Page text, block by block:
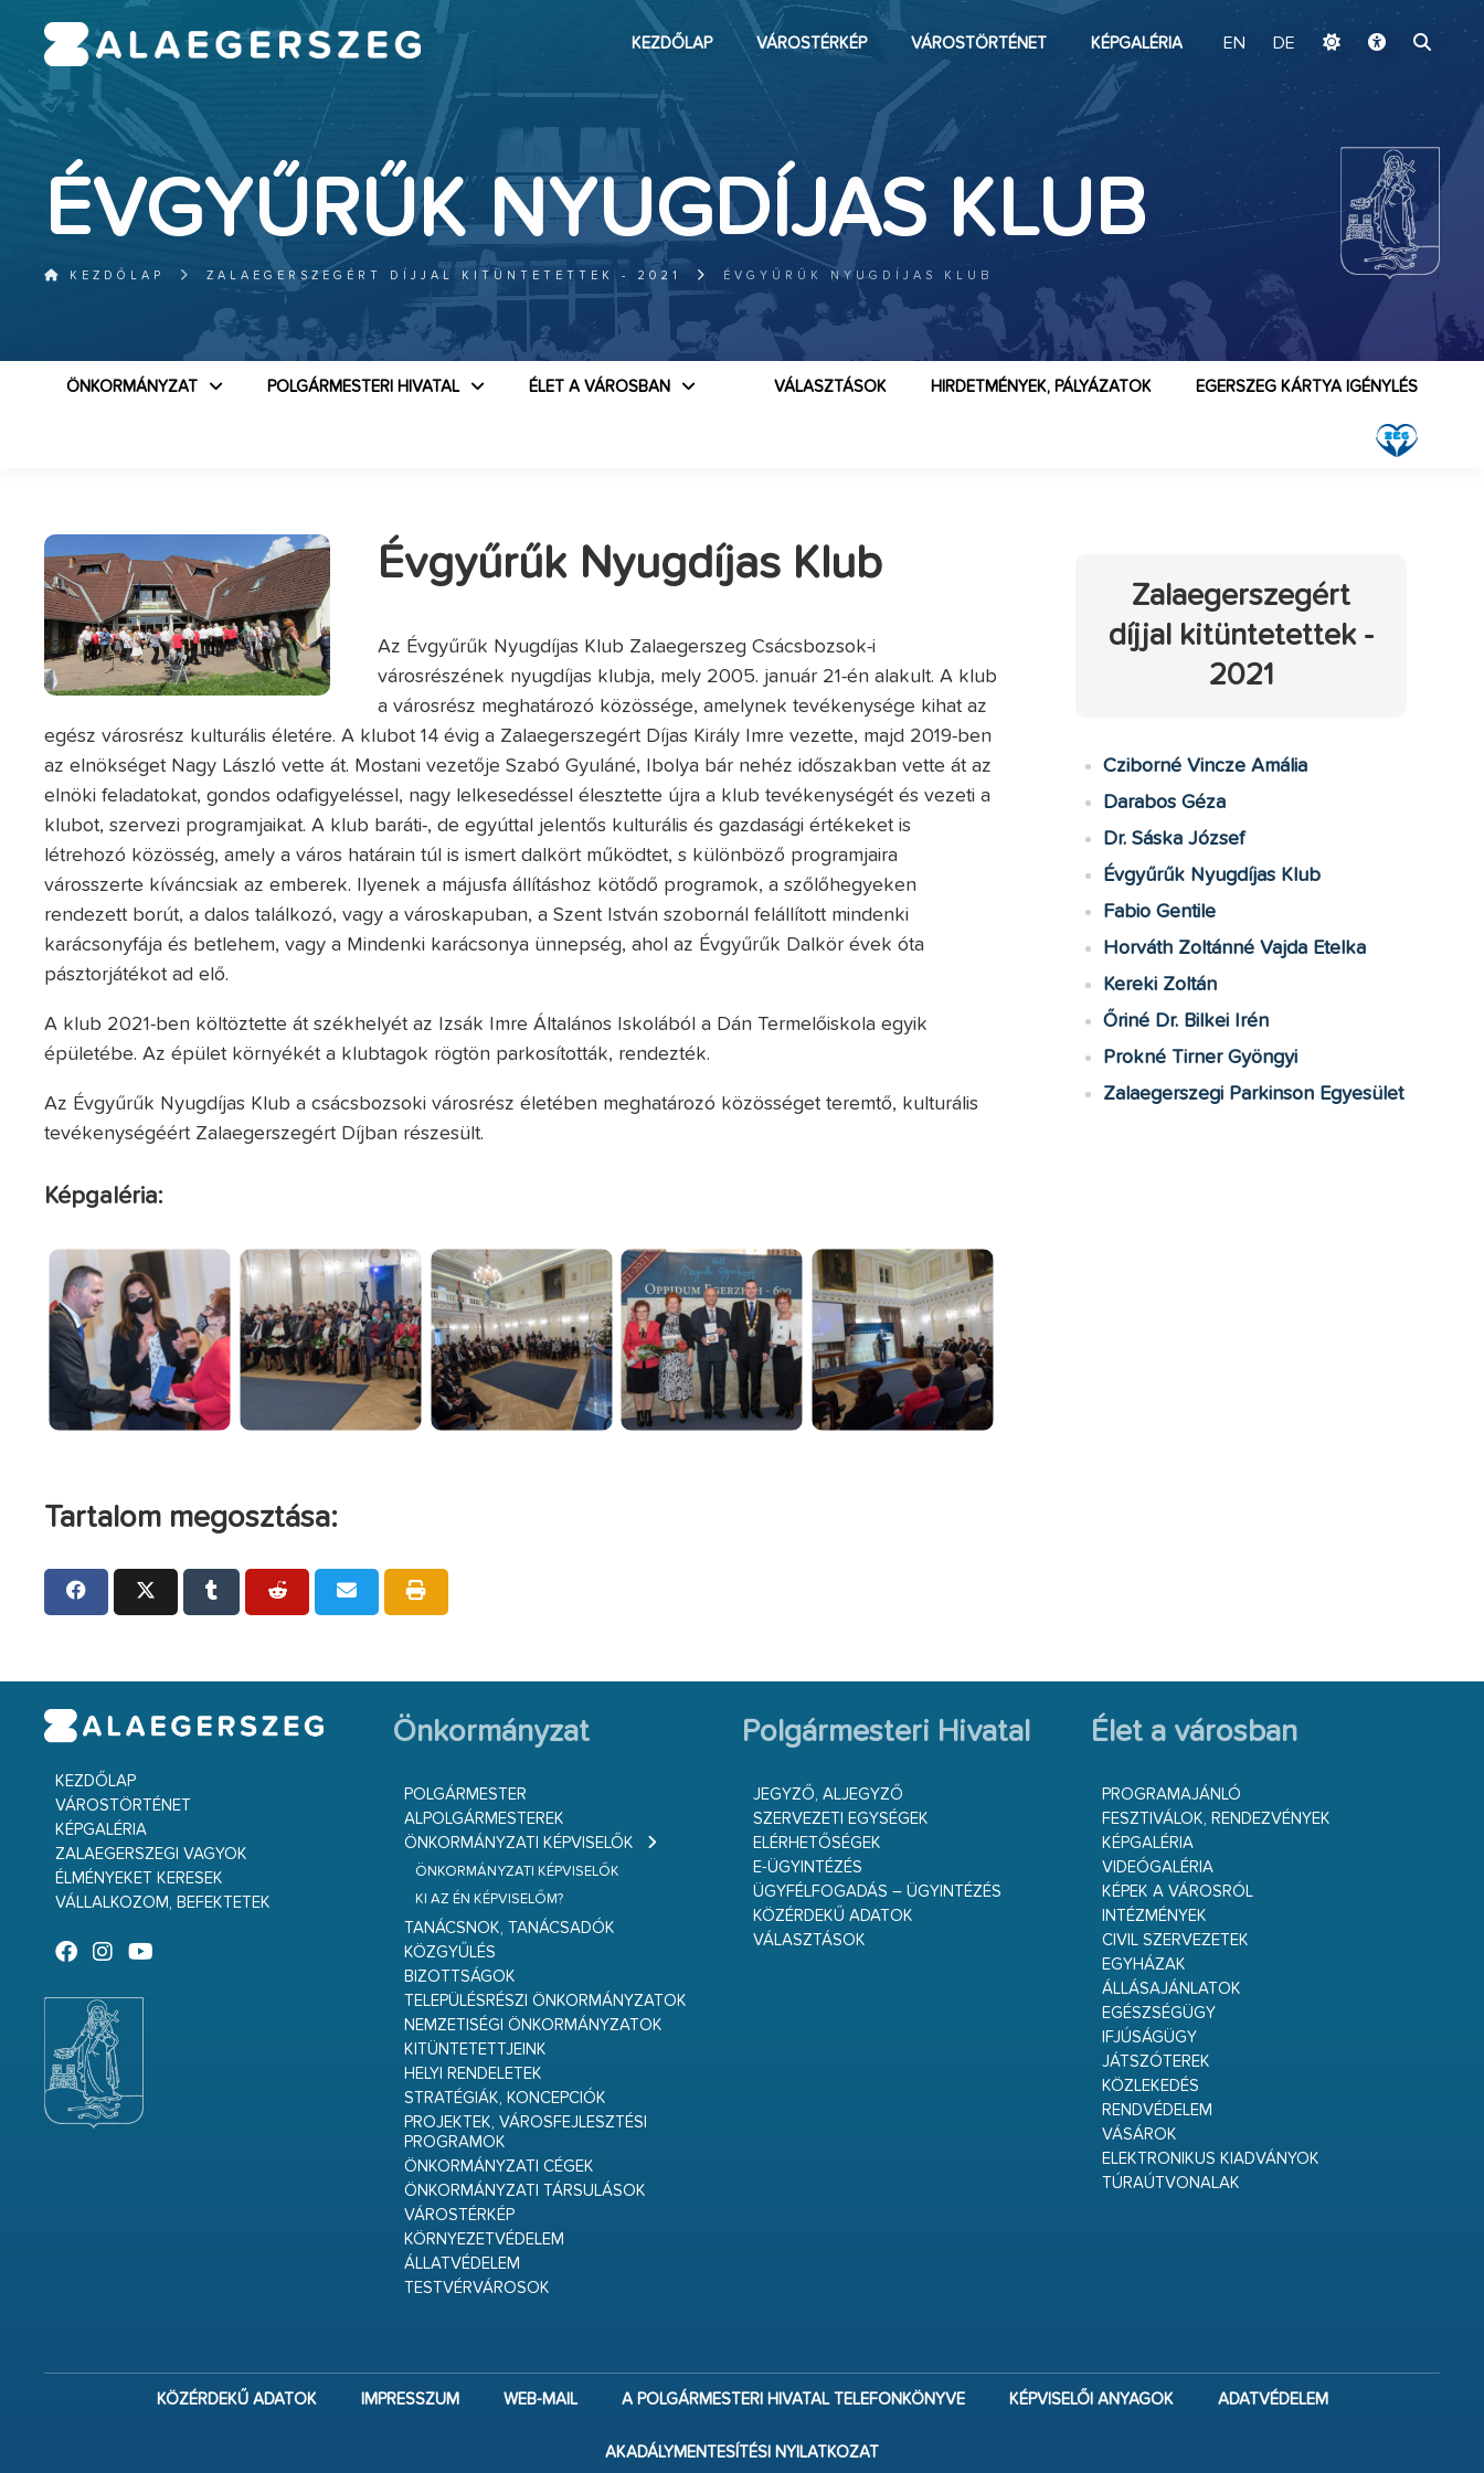
ugrás a fő tartalomhoz
KEZDŐLAP VÁROSTÉRKÉP VÁROSTÖRTÉNET KÉPGALÉRIA EN DE
ÉVGYŰRŰK NYUGDÍJAS KLUB
KEZDŐLAP ZALAEGERSZEGÉRT DÍJJAL KITÜNTETETTEK - 2021 ÉVGYŰRŰK NYUGDÍJAS KLUB
ÖNKORMÁNYZAT POLGÁRMESTERI HIVATAL ÉLET A VÁROSBAN EGERSZEG KÁRTYA IGÉNYLÉS
HIRDETMÉNYEK, PÁLYÁZATOK
VÁLASZTÁSOK
Évgyűrűk Nyugdíjas Klub
Az Évgyűrűk Nyugdíjas Klub Zalaegerszeg Csácsbozsok-i
városrészének nyugdíjas klubja, mely 2005. január 21-én alakult. A klub
a városrész meghatározó közössége, amelynek tevékenysége kihat az
egész városrész kulturális életére. A klubot 14 évig a Zalaegerszegért Díjas Király Imre vezette, majd 2019-ben
az elnökséget Nagy László vette át. Mostani vezetője Szabó Gyuláné, Ibolya bár nehéz időszakban vette át az
elnöki feladatokat, gondos odafigyeléssel, nagy lelkesedéssel élesztette újra a klub tevékenységét és vezeti a
klubot, szervezi programjaikat. A klub baráti-, de egyúttal jelentős kulturális és gazdasági értékeket is
létrehozó közösség, amely a város határain túl is ismert dalkört működtet, s különböző programjaira
városszerte kíváncsiak az emberek. Ilyenek a májusfa állításhoz kötődő programok, a szőlőhegyeken
rendezett borút, a dalos találkozó, vagy a városkapuban, a Szent István szobornál felállított mindenki
karácsonyfája és betlehem, vagy a Mindenki karácsonya ünnepség, ahol az Évgyűrűk Dalkör évek óta
pásztorjátékot ad elő.
A klub 2021-ben költöztette át székhelyét az Izsák Imre Általános Iskolából a Dán Termelőiskola egyik
épületébe. Az épület környékét a klubtagok rögtön parkosították, rendezték.
Az Évgyűrűk Nyugdíjas Klub a csácsbozsoki városrész életében meghatározó közösséget teremtő, kulturális
tevékenységéért Zalaegerszegért Díjban részesült.
Képgaléria:
Tartalom megosztása:
Zalaegerszegért
díjjal kitüntetettek -
2021
Cziborné Vincze Amália
Darabos Géza
Dr. Sáska József
Évgyűrűk Nyugdíjas Klub
Fabio Gentile
Horváth Zoltánné Vajda Etelka
Kereki Zoltán
Őriné Dr. Bilkei Irén
Prokné Tirner Gyöngyi
Zalaegerszegi Parkinson Egyesület
KEZDŐLAP
VÁROSTÖRTÉNET
KÉPGALÉRIA
ZALAEGERSZEGI VAGYOK
ÉLMÉNYEKET KERESEK
VÁLLALKOZOM, BEFEKTETEK
Önkormányzat
POLGÁRMESTER
ALPOLGÁRMESTEREK
ÖNKORMÁNYZATI KÉPVISELŐK
ÖNKORMÁNYZATI KÉPVISELŐK
KI AZ ÉN KÉPVISELŐM?
TANÁCSNOK, TANÁCSADÓK
KÖZGYŰLÉS
BIZOTTSÁGOK
TELEPÜLÉSRÉSZI ÖNKORMÁNYZATOK
NEMZETISÉGI ÖNKORMÁNYZATOK
KITÜNTETETTJEINK
HELYI RENDELETEK
STRATÉGIÁK, KONCEPCIÓK
PROJEKTEK, VÁROSFEJLESZTÉSI
PROGRAMOK
ÖNKORMÁNYZATI CÉGEK
ÖNKORMÁNYZATI TÁRSULÁSOK
VÁROSTÉRKÉP
KÖRNYEZETVÉDELEM
ÁLLATVÉDELEM
TESTVÉRVÁROSOK
Polgármesteri Hivatal
JEGYZŐ, ALJEGYZŐ
SZERVEZETI EGYSÉGEK
ELÉRHETŐSÉGEK
E-ÜGYINTÉZÉS
ÜGYFÉLFOGADÁS – ÜGYINTÉZÉS
KÖZÉRDEKŰ ADATOK
VÁLASZTÁSOK
Élet a városban
PROGRAMAJÁNLÓ
FESZTIVÁLOK, RENDEZVÉNYEK
KÉPGALÉRIA
VIDEÓGALÉRIA
KÉPEK A VÁROSRÓL
INTÉZMÉNYEK
CIVIL SZERVEZETEK
EGYHÁZAK
ÁLLÁSAJÁNLATOK
EGÉSZSÉGÜGY
IFJÚSÁGÜGY
JÁTSZÓTEREK
KÖZLEKEDÉS
RENDVÉDELEM
VÁSÁROK
ELEKTRONIKUS KIADVÁNYOK
TÚRAÚTVONALAK
KÖZÉRDEKŰ ADATOK IMPRESSZUM WEB-MAIL A POLGÁRMESTERI HIVATAL TELEFONKÖNYVE KÉPVISELŐI ANYAGOK ADATVÉDELEM
AKADÁLYMENTESÍTÉSI NYILATKOZAT